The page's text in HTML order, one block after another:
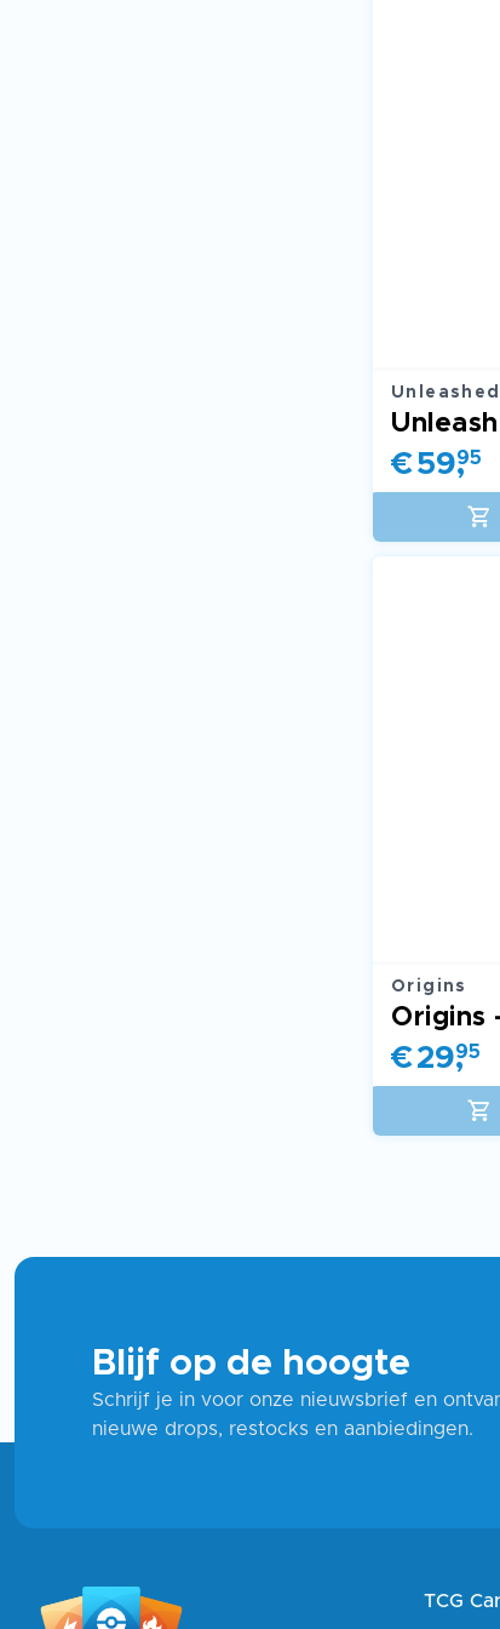
Unleashed
€59,
95
Origins
€29,
95
Blijf op de hoogte
Schrijf je in voor onze nieuwsbrief en
nieuwe drops, restocks en aanbiedingen.
TCG